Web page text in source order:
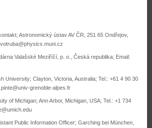
Astronomický ústav AV ČR, 251 65 Ondřejov,
Valašské Meziříčí, p. o., Česká republika; Email:
University; Clayton, Victoria, Australia; Tel.: +61 4 90 30
grenoble-alpes.fr
of Michigan; Ann Arbor, Michigan, USA; Tel.: +1 734
Public Information Officer; Garching bei München,